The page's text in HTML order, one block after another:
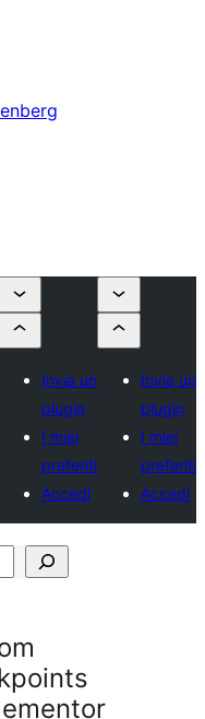
Invia un
plugin
I miei
preferiti
Accedi
Invia un
plugin
I miei
preferiti
Accedi